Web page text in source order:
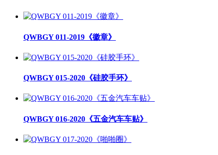
QWBGY 011-2019《徽章》
QWBGY 015-2020《硅胶手环》
QWBGY 016-2020《五金汽车车贴》